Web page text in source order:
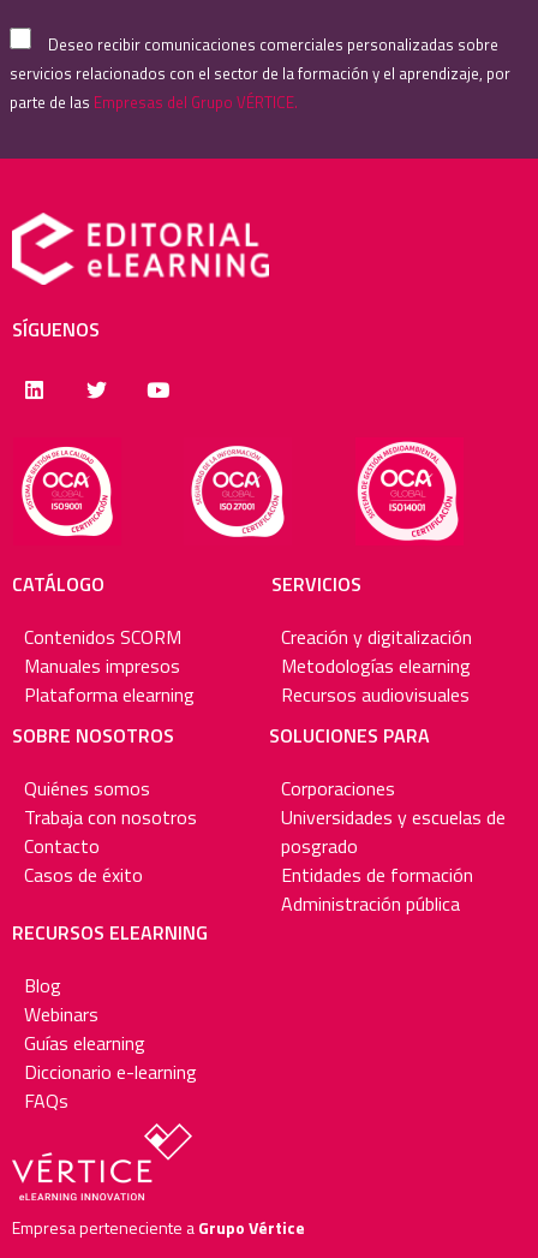
Deseo recibir comunicaciones comerciales personalizadas sobre
servicios relacionados con el sector de la formación y el aprendizaje, por
parte de las Empresas del Grupo VÉRTICE.
SÍGUENOS
CATÁLOGO
Contenidos SCORM
Manuales impresos
Plataforma elearning
SOBRE NOSOTROS
Quiénes somos
Trabaja con nosotros
Contacto
Casos de éxito
SERVICIOS
Creación y digitalización
Metodologías elearning
Recursos audiovisuales
SOLUCIONES PARA
Corporaciones
Universidades y escuelas de
posgrado
Entidades de formación
Administración pública
RECURSOS ELEARNING
Blog
Webinars
Guías elearning
Diccionario e-learning
FAQs
Empresa perteneciente aGrupo Vértice